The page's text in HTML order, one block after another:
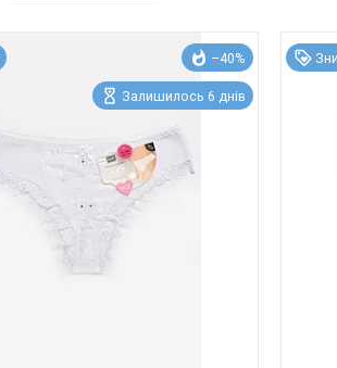
–40%
Залишилось 6 днів